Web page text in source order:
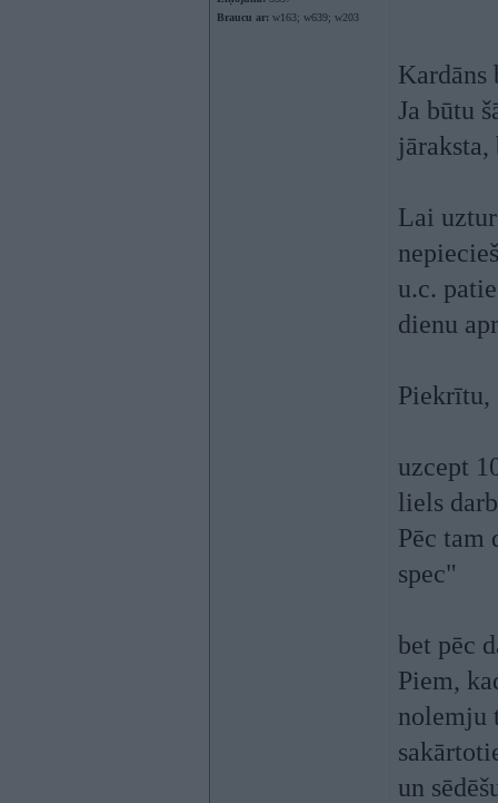
Braucu ar: w163; w639; w203
Kardāns
Ja būtu
Lai
u.c.
dienu
Piekrītu,
uzcept
liels
Pēc tam
spec"
bet pēc
Piem,
nolemju
un